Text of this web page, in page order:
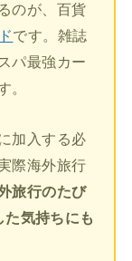
のが、百貨
です。雑誌
パ最強カー
。
加入する必
際海外旅行
旅行のたび
気持ちにも